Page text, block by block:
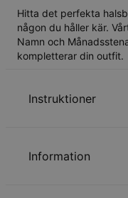
Hitta det perfekta
någon du håller kär.
Namn och
kompletterar din outfit.
Instruktioner
Läs om vår
Information